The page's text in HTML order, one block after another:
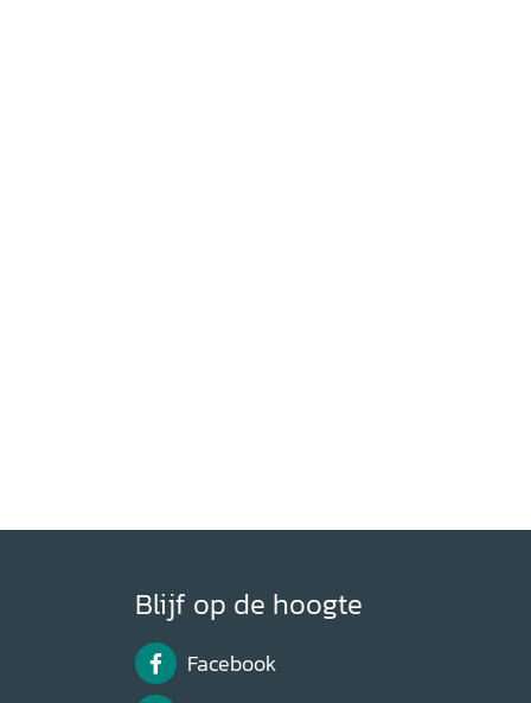
Blijf op de hoogte
Facebook